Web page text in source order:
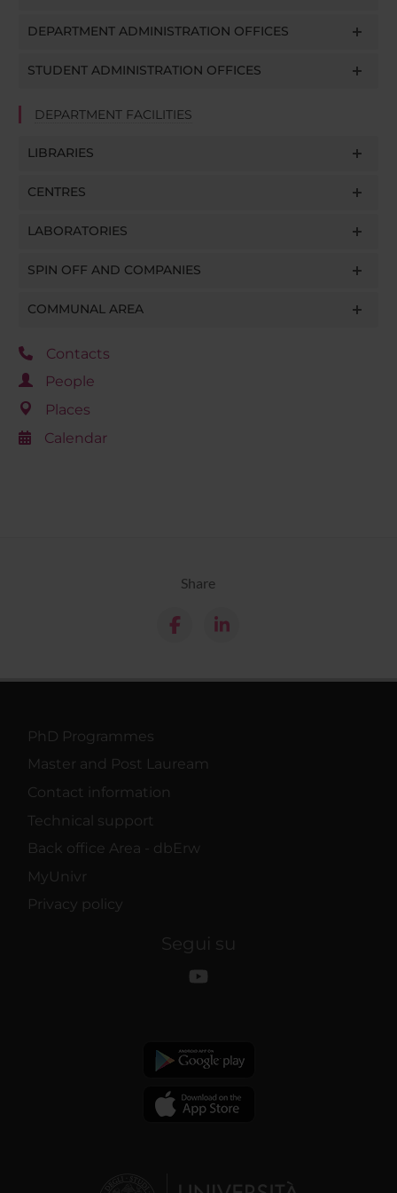
DEPARTMENT ADMINISTRATION OFFICES
STUDENT ADMINISTRATION OFFICES
DEPARTMENT FACILITIES
LIBRARIES
CENTRES
LABORATORIES
SPIN OFF AND COMPANIES
COMMUNAL AREA
Contacts
People
Places
Calendar
Share
PhD Programmes
Master and Post Lauream
Contact information
Technical support
Back office Area - dbErw
MyUnivr
Privacy policy
Segui su